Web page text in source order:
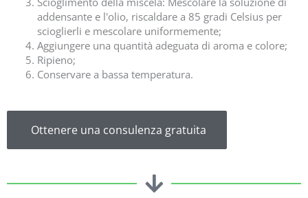
addensante e l'olio, riscaldare a 85 gradi Celsius per
scioglierli e mescolare uniformemente;
Aggiungere una quantità adeguata di aroma e colore;
Ripieno;
Conservare a bassa temperatura.
Ottenere una consulenza gratuita